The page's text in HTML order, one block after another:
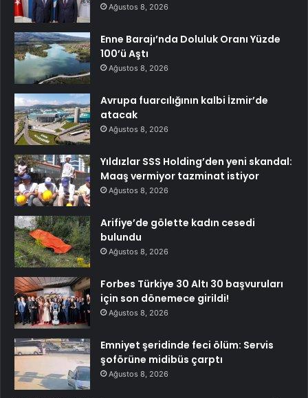
Ağustos 8, 2026
Enne Barajı’nda Doluluk Oranı Yüzde
100’ü Aştı
Ağustos 8, 2026
Avrupa fuarcılığının kalbi İzmir’de
atacak
Ağustos 8, 2026
Yıldızlar SSS Holding’den yeni skandal:
Maaş vermiyor tazminat istiyor
Ağustos 8, 2026
Arifiye’de gölette kadın cesedi
bulundu
Ağustos 8, 2026
Forbes Türkiye 30 Altı 30 başvuruları
için son dönemece girildi!
Ağustos 8, 2026
Emniyet şeridinde feci ölüm: Servis
şoförüne midibüs çarptı
Ağustos 8, 2026